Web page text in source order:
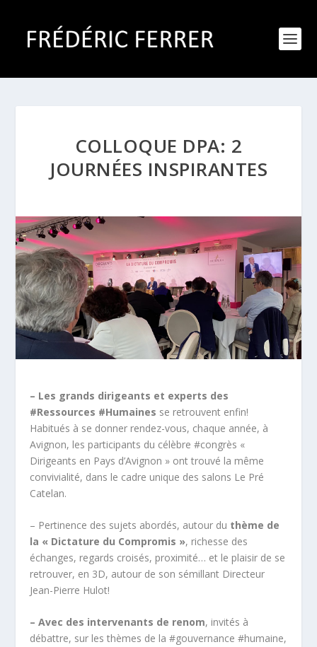
COLLOQUE DPA: 2
JOURNÉES INSPIRANTES
– Les grands dirigeants et experts des
#Ressources #Humaines se retrouvent enfin!
Habitués à se donner rendez-vous, chaque année, à
Avignon, les participants du célèbre #congrès «
Dirigeants en Pays d’Avignon » ont trouvé la même
convivialité, dans le cadre unique des salons Le Pré
Catelan.
– Pertinence des sujets abordés, autour du thème de
la « Dictature du Compromis », richesse des
échanges, regards croisés, proximité… et le plaisir de se
retrouver, en 3D, autour de son sémillant Directeur
Jean-Pierre Hulot!
– Avec des intervenants de renom, invités à
débattre, sur les thèmes de la #gouvernance #humaine,